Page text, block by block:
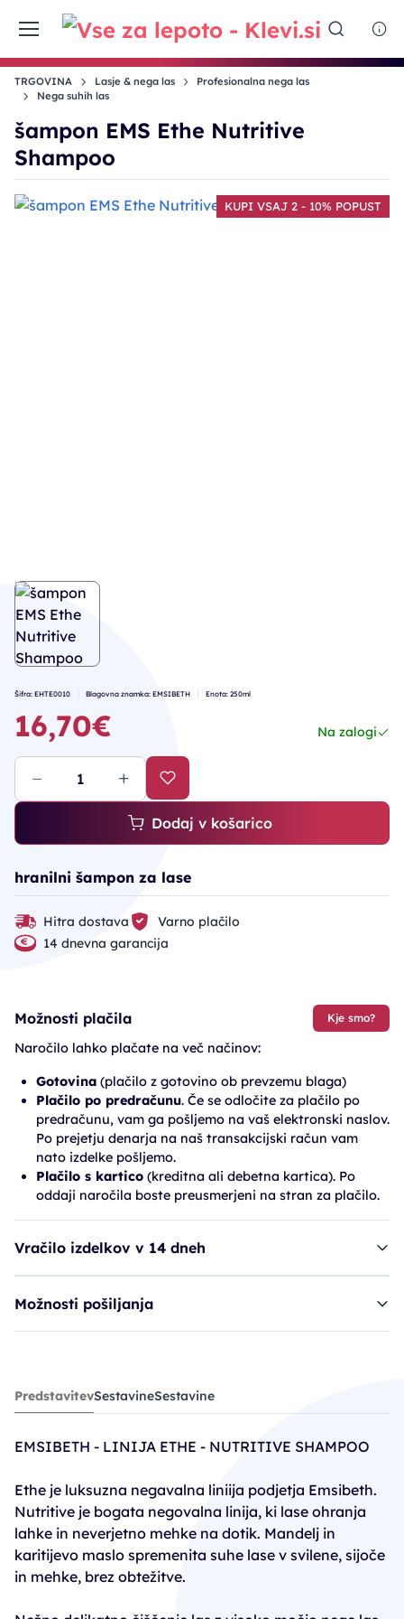
TRGOVINA Lasje & nega las
Profesionalna nega las
Nega suhih las
šampon EMS Ethe Nutritive
Shampoo
KUPI VSAJ 2 - 10% POPUST
Šifra: EHTE0010 Blagovna znamka: EMSIBETH Enota: 250ml
16,70€ Na zalogi
Dodaj v košarico
hranilni šampon za lase
Hitra dostava
Varno plačilo
14 dnevna garancija
Možnosti plačila Kje smo?
Naročilo lahko plačate na več načinov:
Gotovina (plačilo z gotovino ob prevzemu blaga)
Plačilo po predračunu. Če se odločite za plačilo po
predračunu, vam ga pošljemo na vaš elektronski naslov.
Po prejetju denarja na naš transakcijski račun vam
nato izdelke pošljemo.
Plačilo s kartico (kreditna ali debetna kartica). Po
oddaji naročila boste preusmerjeni na stran za plačilo.
Vračilo izdelkov v 14 dneh
Možnosti pošiljanja
šampon EMS Ethe Nutritive Shampoo
16,70€
PredstavitevSestavineSestavine
EMSIBETH - LINIJA ETHE - NUTRITIVE SHAMPOO
Ethe je luksuzna negavalna liniija podjetja Emsibeth.
Nutritive je bogata negovalna linija, ki lase ohranja
lahke in neverjetno mehke na dotik. Mandelj in
karitijevo maslo spremenita suhe lase v svilene, sijoče
in mehke, brez obtežitve.